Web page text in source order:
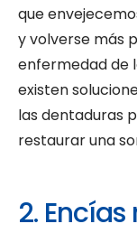
que
y volverse más
enfermedad de
existen
las dentaduras
restaurar una
2.